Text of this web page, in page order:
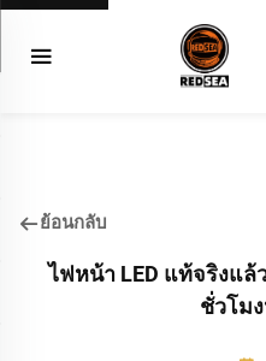
ย้อนกลับ
ไฟหน้า LED แท้จริงแล้
ชั่วโม